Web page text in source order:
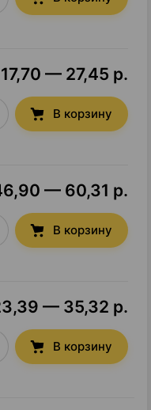
17,70 — 27,45 р.
В корзину
— 60,31 р.
В корзину
— 35,32 р.
В корзину